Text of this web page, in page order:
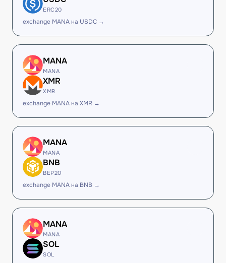
ERC20
exchange MANA на USDC →
MANA
MANA
XMR
XMR
exchange MANA на XMR →
MANA
MANA
BNB
BEP20
exchange MANA на BNB →
MANA
MANA
SOL
SOL